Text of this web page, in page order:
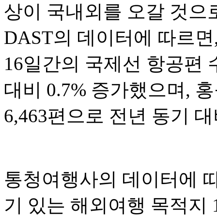
상이 국내외를 오갈 것으
DAST의 데이터에 따르
16일간의 국제선 항공편
대비 0.7% 증가했으며,
6,463편으로 전년 동기
통청여행사의 데이터에
기 있는 해외여행 목적지